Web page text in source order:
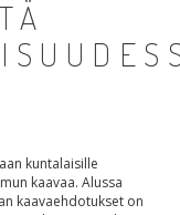
kuntalaisille
kaavaa. Alussa
kaavaehdotukset on